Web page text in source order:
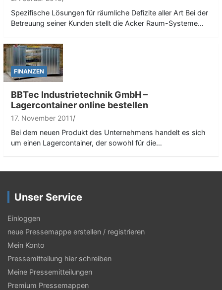
Spezifische Lösungen für räumliche Defizite aller Art Bei der
Betreuung seiner Kunden stellt die Acker Raum-Systeme…
FINANZEN
BBTec Industrietechnik GmbH –
Lagercontainer online bestellen
17. November 2011
Bei dem neuen Produkt des Unternehmens handelt es sich
um einen Lagercontainer, der sowohl für die…
Unser Service
Einloggen
neue Pressemappe erstellen / registrieren
Mein Konto
Pressemitteilung hier schreiben
Meine Pressemitteilungen
Premium Pressemappen